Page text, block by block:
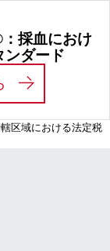
採血におけ
ンダード
S-
区域における法定税